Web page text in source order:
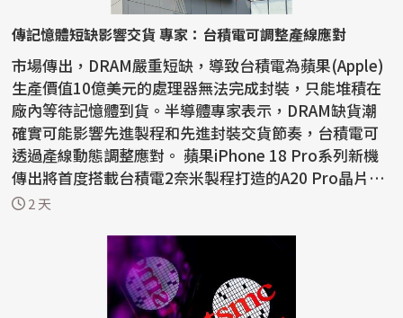
傳記憶體短缺影響交貨 專家：台積電可調整產線應對
市場傳出，DRAM嚴重短缺，導致台積電為蘋果(Apple)
生產價值10億美元的處理器無法完成封裝，只能堆積在
廠內等待記憶體到貨。半導體專家表示，DRAM缺貨潮
確實可能影響先進製程和先進封裝交貨節奏，台積電可
透過產線動態調整應對。 蘋果iPhone 18 Pro系列新機
傳出將首度搭載台積電2奈米製程打造的A20 Pro晶片，
晶圓製造進...
2 天